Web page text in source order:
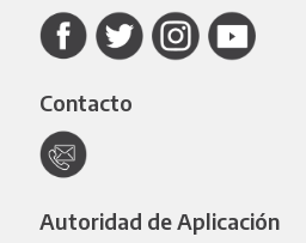
Contacto
Autoridad de Aplicación